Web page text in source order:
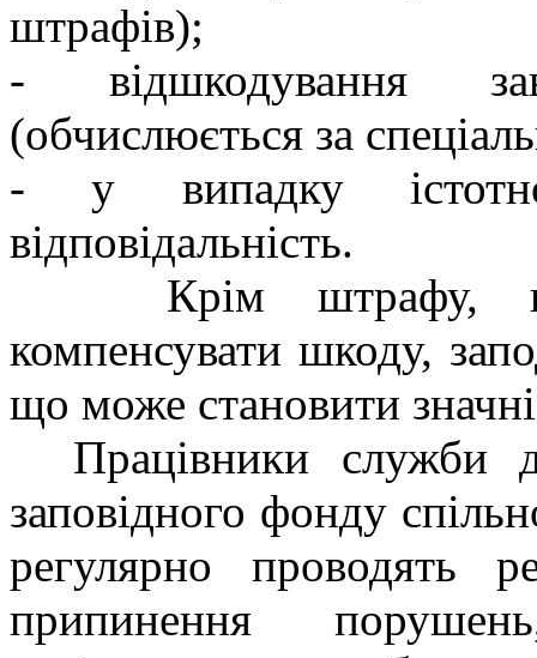
штрафів);
- відшкодування
(обчислюється за
- у випадку
відповідальність.
Крім штрафу,
компенсувати шкоду,
що може становити
Працівники служби
заповідного фонду
регулярно проводять
припинення